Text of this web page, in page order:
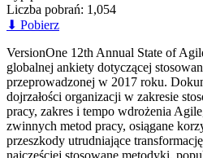
Liczba pobrań: 1,054
⬇ Pobierz
VersionOne 12th Annual State of
globalnej ankiety dotyczącej
przeprowadzonej w 2017 roku.
dojrzałości organizacji w zakresie
pracy, zakres i tempo wdrożenia
zwinnych metod pracy, osiągane
przeszkody utrudniające
najczęściej stosowane metodyki,